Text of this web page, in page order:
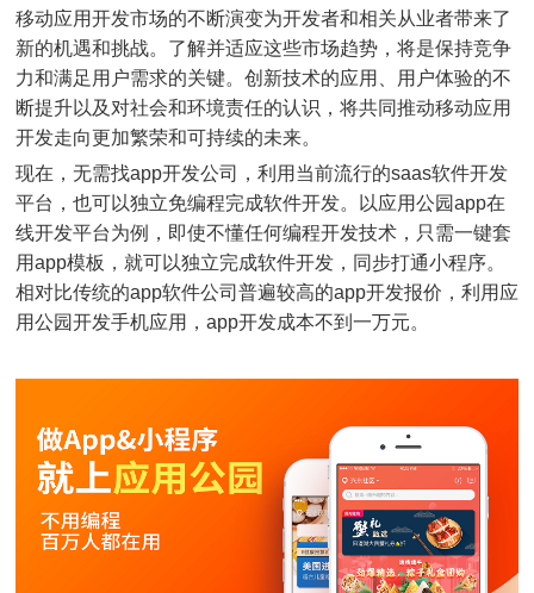
移动应用开发市场的不断演变为开发者和相关从业者带来了
新的机遇和挑战。了解并适应这些市场趋势，将是保持竞争
力和满足用户需求的关键。创新技术的应用、用户体验的不
断提升以及对社会和环境责任的认识，将共同推动移动应用
开发走向更加繁荣和可持续的未来。
现在，无需找app开发公司，利用当前流行的saas软件开发
平台，也可以独立免编程完成软件开发。以应用公园app在
线开发平台为例，即使不懂任何编程开发技术，只需一键套
用app模板，就可以独立完成软件开发，同步打通小程序。
相对比传统的app软件公司普遍较高的app开发报价，利用应
用公园开发手机应用，app开发成本不到一万元。